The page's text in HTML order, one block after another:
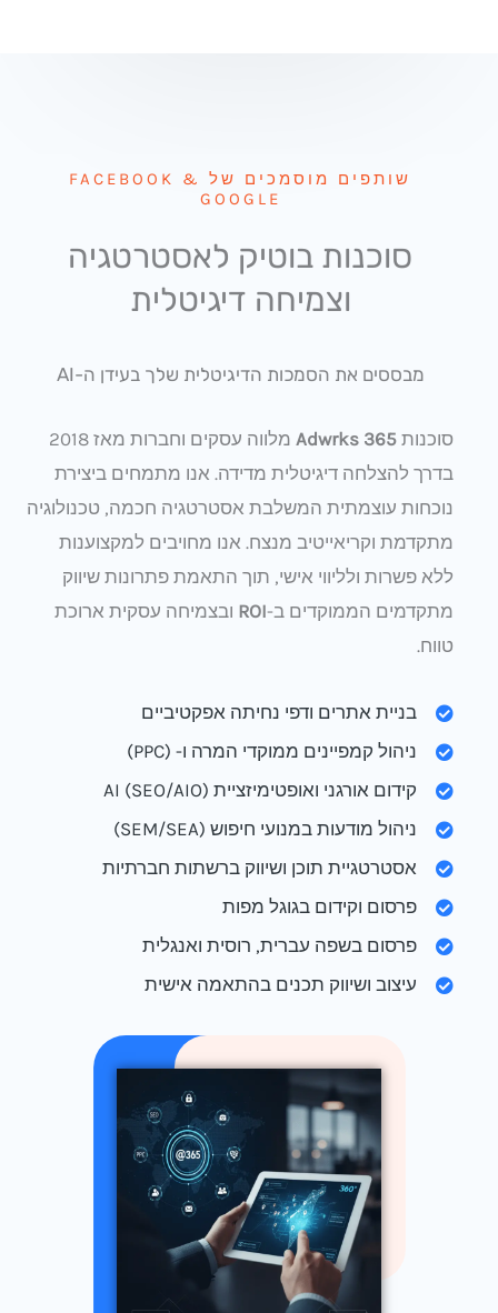
שותפים מוסמכים של FACEBOOK &
GOOGLE
סוכנות בוטיק לאסטרטגיה
וצמיחה דיגיטלית
מבססים את הסמכות הדיגיטלית שלך בעידן ה-AI
סוכנותAdwrks 365
מלווה עסקים וחברות מאז 2018
בדרך להצלחה דיגיטלית מדידה. אנו מתמחים ביצירת
נוכחות עוצמתית המשלבת אסטרטגיה חכמה, טכנולוגיה
מתקדמת וקריאייטיב מנצח. אנו מחויבים למקצוענות
ללא פשרות ולליווי אישי, תוך התאמת פתרונות שיווק
מתקדמים הממוקדים ב-ROIובצמיחה עסקית ארוכת
טווח.
בניית אתרים ודפי נחיתה אפקטיביים
ניהול קמפיינים ממוקדי המרה ו- (PPC)
קידום אורגני ואופטימיזציית AI (SEO/AIO)
ניהול מודעות במנועי חיפוש (SEM/SEA)
אסטרטגיית תוכן ושיווק ברשתות חברתיות
פרסום וקידום בגוגל מפות
פרסום בשפה עברית, רוסית ואנגלית
עיצוב ושיווק תכנים בהתאמה אישית